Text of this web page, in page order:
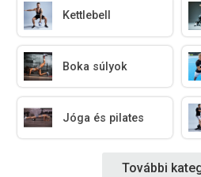
Kettlebell
Boka súlyok
Jóga és pilates
További